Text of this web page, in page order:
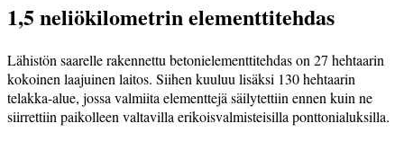
1,5 neliökilometrin elementtitehdas
Lähistön saarelle rakennettu betonielementtitehdas on 27 hehtaarin
kokoinen laajuinen laitos. Siihen kuuluu lisäksi 130 hehtaarin
telakka-alue, jossa valmiita elementtejä säilytettiin ennen kuin ne
siirrettiin paikolleen valtavilla erikoisvalmisteisilla ponttonialuksilla.